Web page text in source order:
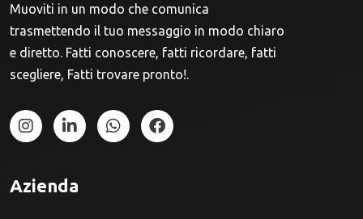
Muoviti in un modo che comunica
trasmettendo il tuo messaggio in modo chiaro
e diretto. Fatti conoscere, fatti ricordare, fatti
scegliere, Fatti trovare pronto!.
Azienda